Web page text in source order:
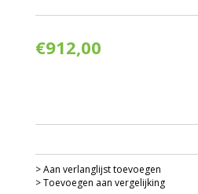
€912,00
> Aan verlanglijst toevoegen
> Toevoegen aan vergelijking